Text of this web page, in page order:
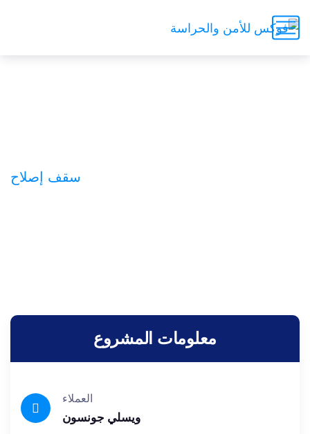
سقف إصلاح
معلومات المشروع
العملاء
ويسلي جونسون